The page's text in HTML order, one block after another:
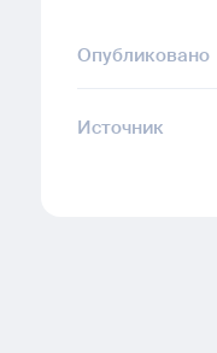
Опубликовано
Источник